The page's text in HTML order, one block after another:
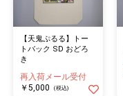
【天鬼ぷるる】トー
トバック SD おどろ
き
再入荷メール受付
￥5,000
(税込)